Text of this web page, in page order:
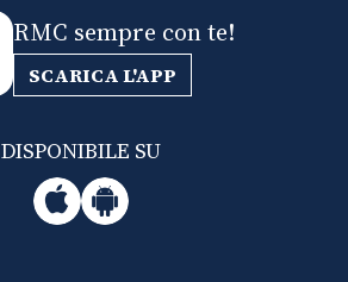
RMC sempre con te!
SCARICA L'APP
DISPONIBILE SU